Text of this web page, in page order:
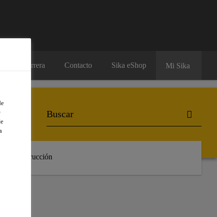
Carrera Contacto Sika eShop Mi Sika
de Construcción